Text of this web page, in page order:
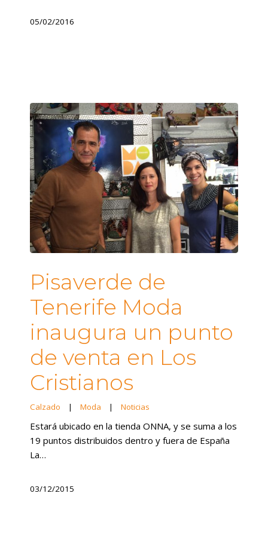
05/02/2016
Pisaverde de
Tenerife Moda
inaugura un punto
de venta en Los
Cristianos
Calzado | Moda | Noticias
Estará ubicado en la tienda ONNA, y se suma a los
19 puntos distribuidos dentro y fuera de España
La…
03/12/2015